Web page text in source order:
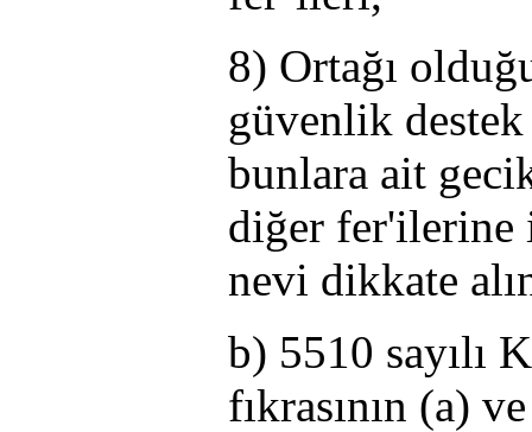
8) Ortağı
güvenlik
bunlara ait
diğer fer'ilerine
nevi dikkate
b) 5510 sayılı
fıkrasının (a)